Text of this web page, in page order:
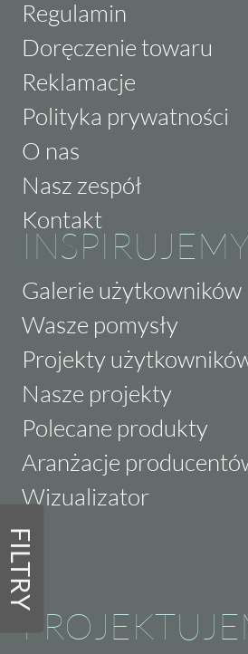
FILTRY
Regulamin
Doręczenie towaru
Reklamacje
Polityka prywatności
O nas
Nasz zespół
Kontakt
Galerie użytkowników
Wasze pomysły
Projekty
Nasze projekty
Polecane produkty
Aranżacje
Wizualizator